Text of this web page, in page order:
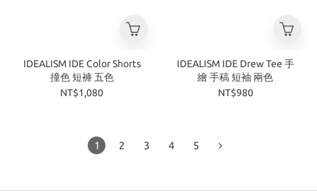
IDEALISM IDE Color Shorts
撞色 短褲 五色
NT$1,080
IDEALISM IDE Drew Tee 手
繪 手稿 短袖 兩色
NT$980
1 2 3 4 5